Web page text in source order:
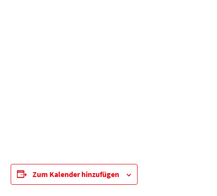
Zum Kalender hinzufügen